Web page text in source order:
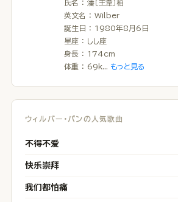
氏名 ： 潘〔王韋〕柏
英文名 ： Wilber
誕生日 ： 1980年8月6日
星座 ： しし座
身長 ： 174cm
体重 ： 69k... もっと見る
ウィルバー・パンの人気歌曲
不得不爱
快乐崇拜
我们都怕痛